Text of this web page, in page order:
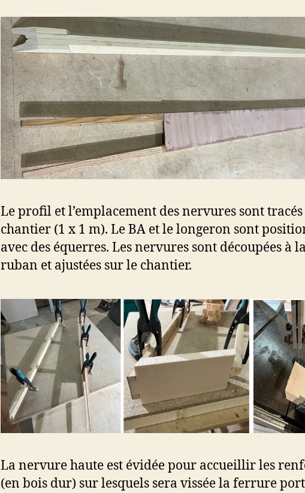
Le profil et l’emplacement des nervures sont
chantier (1 x 1 m). Le BA et le longeron sont
avec des équerres. Les nervures sont découpées à
ruban et ajustées sur le chantier.
La nervure haute est évidée pour accueillir les
(en bois dur) sur lesquels sera vissée la ferrure